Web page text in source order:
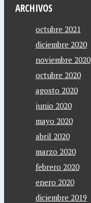
ARCHIVOS
octubre 2021
diciembre 2020
noviembre 2020
octubre 2020
agosto 2020
junio 2020
mayo 2020
abril 2020
marzo 2020
febrero 2020
enero 2020
diciembre 2019